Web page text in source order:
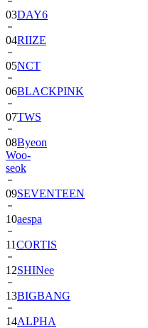
04RIIZE
05NCT
06BLACKPINK
07TWS
08Byeon
Woo-
seok
09SEVENTEEN
10aespa
11CORTIS
12SHINee
13BIGBANG
14ALPHA
DRIVE
ONE)